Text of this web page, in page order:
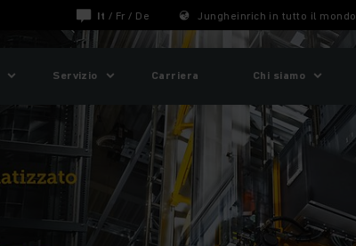
It / Fr / De Jungheinrich in tutto il mondo
Servizio Carriera Chi siamo